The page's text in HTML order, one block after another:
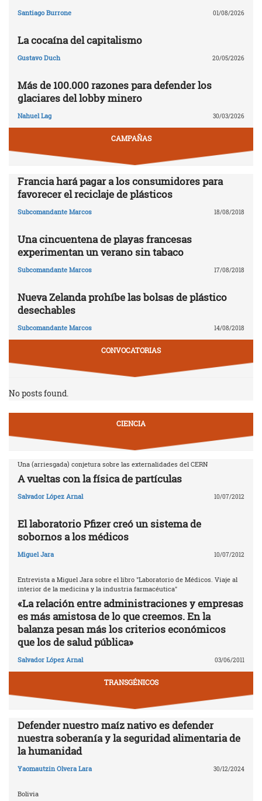
Santiago Burrone 01/08/2026
La cocaína del capitalismo
Gustavo Duch 20/05/2026
Más de 100.000 razones para defender los
glaciares del lobby minero
Nahuel Lag 30/03/2026
CAMPAÑAS
Francia hará pagar a los consumidores para
favorecer el reciclaje de plásticos
Subcomandante Marcos 18/08/2018
Una cincuentena de playas francesas
experimentan un verano sin tabaco
Subcomandante Marcos 17/08/2018
Nueva Zelanda prohíbe las bolsas de plástico
desechables
Subcomandante Marcos 14/08/2018
CONVOCATORIAS
No posts found.
CIENCIA
Una (arriesgada) conjetura sobre las externalidades del CERN
A vueltas con la física de partículas
Salvador López Arnal 10/07/2012
El laboratorio Pfizer creó un sistema de
sobornos a los médicos
Miguel Jara 10/07/2012
Entrevista a Miguel Jara sobre el libro "Laboratorio de Médicos. Viaje al
interior de la medicina y la industria farmacéutica"
«La relación entre administraciones y empresas
es más amistosa de lo que creemos. En la
balanza pesan más los criterios económicos
que los de salud pública»
Salvador López Arnal 03/06/2011
TRANSGÉNICOS
Defender nuestro maíz nativo es defender
nuestra soberanía y la seguridad alimentaria de
la humanidad
Yaomautzin Olvera Lara 30/12/2024
Bolivia